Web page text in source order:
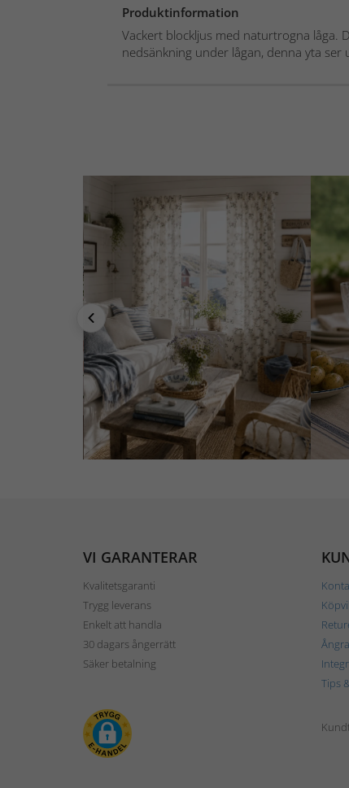
Produktinformation
Vackert blockljus med naturtrogna låga.
nedsänkning under lågan, denna yta ser
VI GARANTERAR
Kvalitetsgaranti
Trygg leverans
Enkelt att handla
30 dagars ångerrätt
Säker betalning
Tips